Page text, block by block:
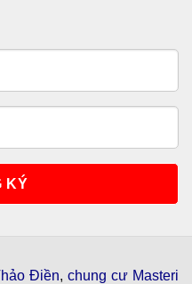
Điền, chung cư Masteri